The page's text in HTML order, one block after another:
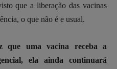
que a liberação das vacinas
o que não é e usual.
que uma vacina receba a
ela ainda continuará